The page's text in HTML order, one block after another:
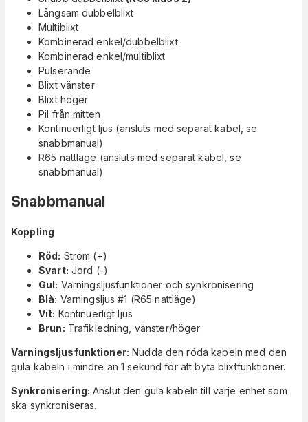
Långsam dubbelblixt
Multiblixt
Kombinerad enkel/dubbelblixt
Kombinerad enkel/multiblixt
Pulserande
Blixt vänster
Blixt höger
Pil från mitten
Kontinuerligt ljus (ansluts med separat kabel, se
snabbmanual)
R65 nattläge (ansluts med separat kabel, se
snabbmanual)
Snabbmanual
Koppling
Röd: Ström (+)
Svart: Jord (-)
Gul: Varningsljusfunktioner och synkronisering
Blå: Varningsljus #1 (R65 nattläge)
Vit: Kontinuerligt ljus
Brun: Trafikledning, vänster/höger
Varningsljusfunktioner: Nudda den röda kabeln med den
gula kabeln i mindre än 1 sekund för att byta blixtfunktioner.
Synkronisering: Anslut den gula kabeln till varje enhet som
ska synkroniseras.